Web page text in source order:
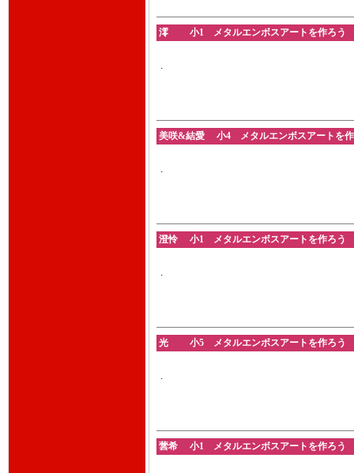
澪 小1 メタルエンボスアートを作ろう
.
美咲&結愛 小4 メタルエンボスアートを作
.
澄怜 小1 メタルエンボスアートを作ろう
.
光 小5 メタルエンボスアートを作ろう
.
蕓希 小1 メタルエンボスアートを作ろう